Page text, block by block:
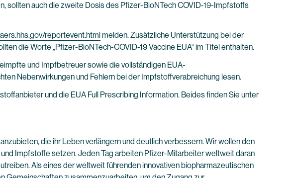
sollten auch die zweite Dosis des Pfizer-BioNTech COVID-19-Impfstoffs
reportevent.htmlmelden. Zusätzliche Unterstützung bei der
die Worte „Pfizer-BioNTech-COVID-19 Vaccine EUA“ im Titel enthalten.
und Impfbetreuer sowie die vollständigen EUA-
Nebenwirkungen und Fehlern bei der Impfstoffverabreichung lesen.
und die EUA Full Prescribing Information. Beides finden Sie unter
die ihr Leben verlängern und deutlich verbessern. Wir wollen den
Impfstoffe setzen. Jeden Tag arbeiten Pfizer-Mitarbeiter weltweit daran
Als eines der weltweit führenden innovativen biopharmazeutischen